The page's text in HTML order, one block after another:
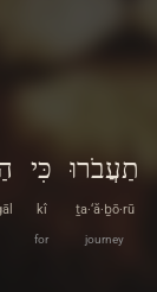
תַעֲבֹרוּ
ṯa·‘ă·ḇō·rū
journey
כִּי
kî
for